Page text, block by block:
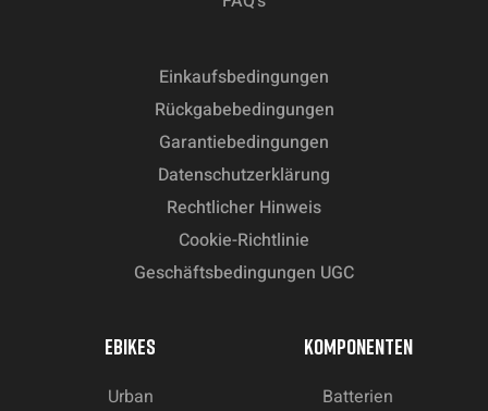
Einkaufsbedingungen
Rückgabebedingungen
Garantiebedingungen
Datenschutzerklärung
Rechtlicher Hinweis
Cookie-Richtlinie
Geschäftsbedingungen UGC
EBIKES
Urban
KOMPONENTEN
Batterien